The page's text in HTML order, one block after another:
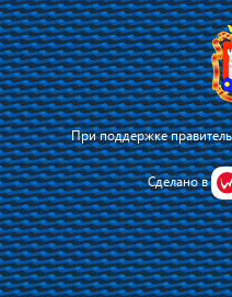
Я соглашаюсь с тем, что владелец
повышения удобства работы на
на сайте, я соглашаюсь с
При поддержке
Сделано в